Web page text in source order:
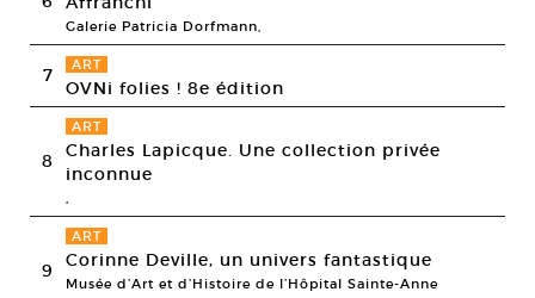
Galerie Patricia Dorfmann,
7 ART
OVNi folies ! 8e édition
8
ART
Charles Lapicque. Une collection privée
inconnue
,
9
ART
Corinne Deville, un univers fantastique
Musée d’Art et d’Histoire de l’Hôpital Sainte-Anne